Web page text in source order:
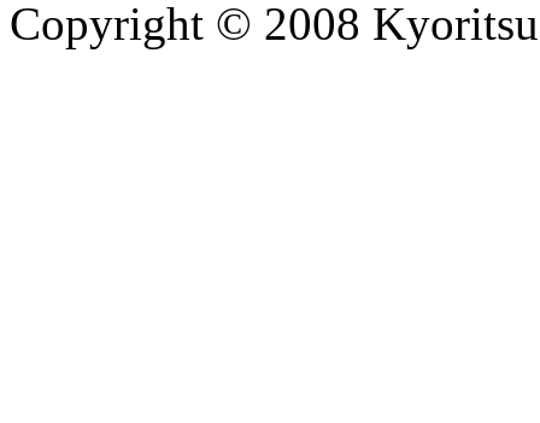
Copyright © 2008